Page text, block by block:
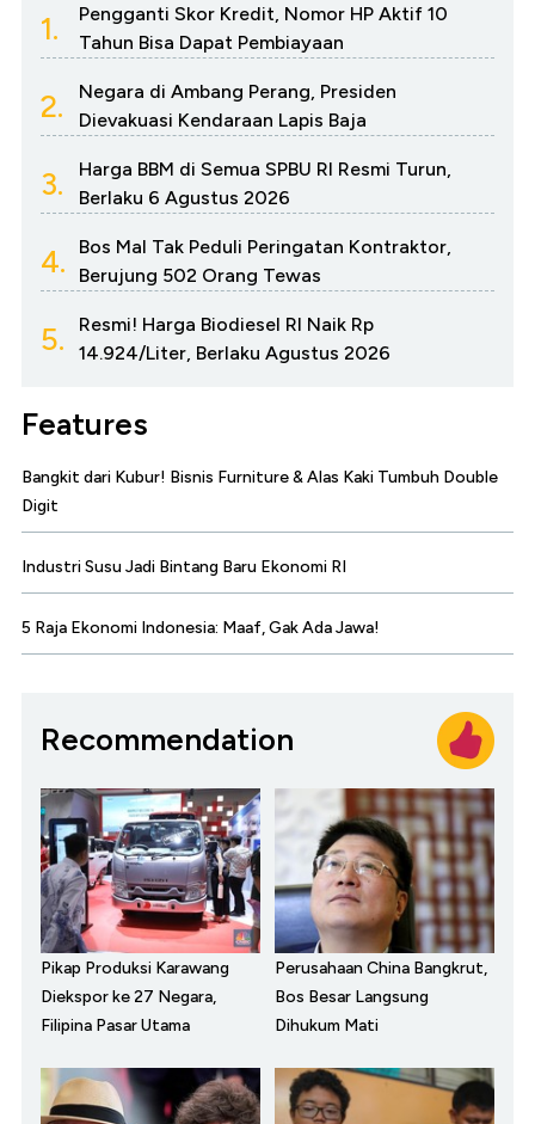
1.
Pengganti Skor Kredit, Nomor HP Aktif 10
Tahun Bisa Dapat Pembiayaan
2.
Negara di Ambang Perang, Presiden
Dievakuasi Kendaraan Lapis Baja
3.
Harga BBM di Semua SPBU RI Resmi Turun,
Berlaku 6 Agustus 2026
4.
Bos Mal Tak Peduli Peringatan Kontraktor,
Berujung 502 Orang Tewas
5.
Resmi! Harga Biodiesel RI Naik Rp
14.924/Liter, Berlaku Agustus 2026
Features
Bangkit dari Kubur! Bisnis Furniture & Alas Kaki Tumbuh Double
Digit
Industri Susu Jadi Bintang Baru Ekonomi RI
5 Raja Ekonomi Indonesia: Maaf, Gak Ada Jawa!
Recommendation
Pikap Produksi Karawang
Diekspor ke 27 Negara,
Filipina Pasar Utama
Perusahaan China Bangkrut,
Bos Besar Langsung
Dihukum Mati